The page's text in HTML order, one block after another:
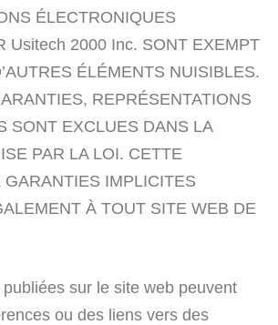
ÉLECTRONIQUES
Usitech 2000 Inc. SONT EXEMPT
ÉLÉMENTS NUISIBLES.
REPRÉSENTATIONS
SONT EXCLUES DANS LA
PAR LA LOI. CETTE
IMPLICITES
À TOUT SITE WEB DE
sur le site web peuvent
ou des liens vers des